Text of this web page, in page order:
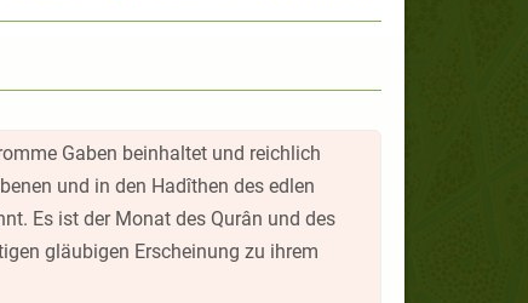
Gaben beinhaltet und reichlich
und in den Hadîthen des edlen
Es ist der Monat des Qurân und des
gläubigen Erscheinung zu ihrem